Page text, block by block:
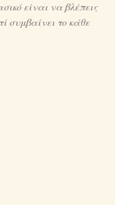
είναι να βλέπεις
συμβαίνει το κάθε